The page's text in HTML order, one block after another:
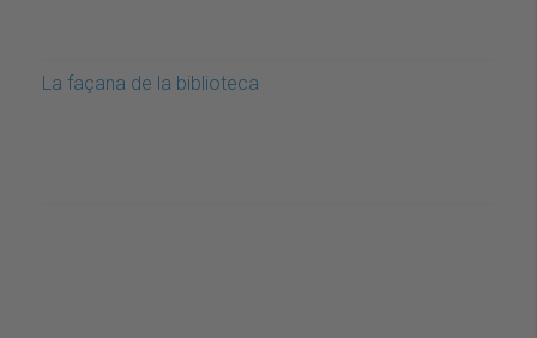
La façana de la biblioteca